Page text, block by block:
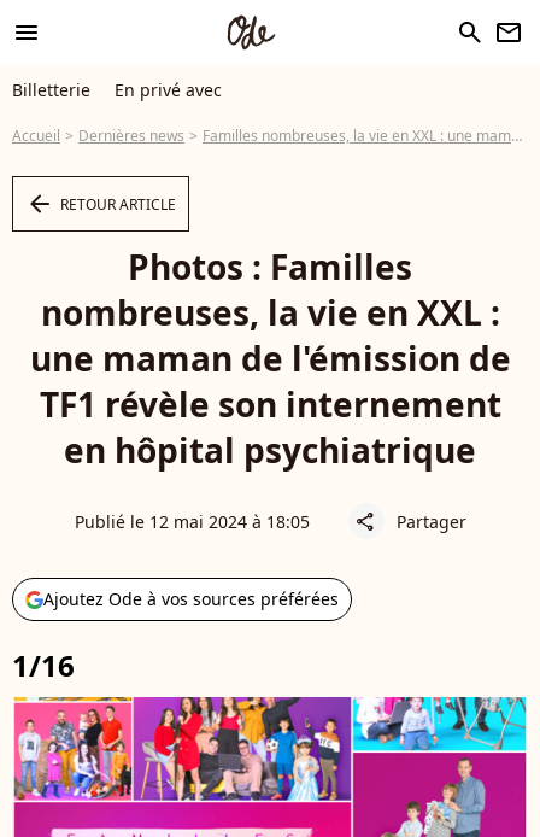
menu search newsletter
Billetterie En privé avec
Accueil Dernières news Familles nombreuses, la vie en XXL : une maman de l'émission de TF1 révèle son internement en hôpital psychiatrique
arrow_left RETOUR ARTICLE
Photos : Familles
nombreuses, la vie en XXL :
une maman de l'émission de
TF1 révèle son internement
en hôpital psychiatrique
Publié le 12 mai 2024 à 18:05 share Partager
Ajoutez Ode à vos sources préférées
1/16